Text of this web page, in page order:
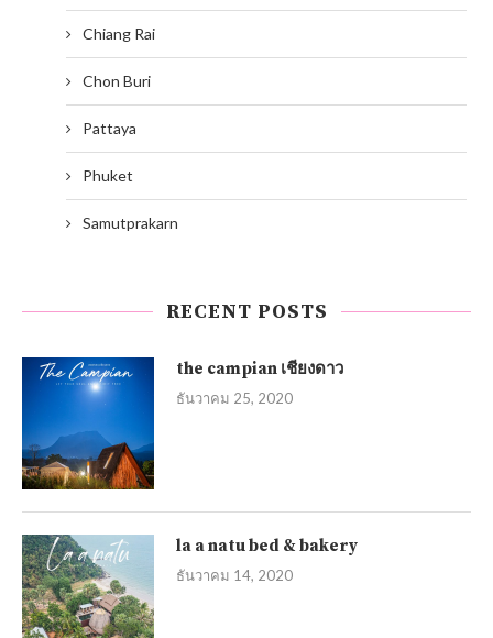
Chiang Rai
Chon Buri
Pattaya
Phuket
Samutprakarn
RECENT POSTS
the campian เชียงดาว
ธันวาคม 25, 2020
la a natu bed & bakery
ธันวาคม 14, 2020